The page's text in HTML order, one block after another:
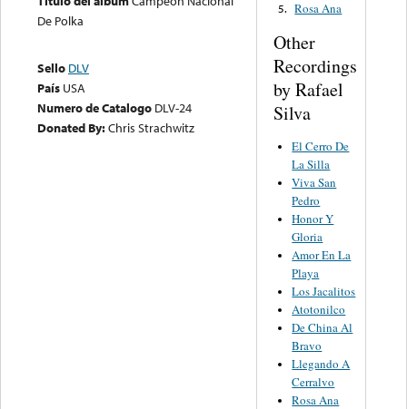
De Polka
Sello DLV
País USA
Numero de Catalogo DLV-24
Donated By:Chris Strachwitz
5. Rosa Ana
Other
Recordings
by Rafael
Silva
El Cerro De
La Silla
Viva San
Pedro
Honor Y
Gloria
Amor En La
Playa
Los Jacalitos
Atotonilco
De China Al
Bravo
Llegando A
Cerralvo
Rosa Ana